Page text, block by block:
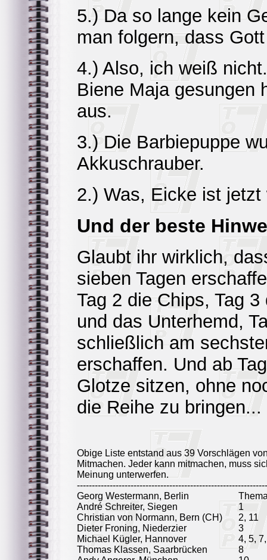
5.) Da so lange kein
man folgern, dass
4.) Also, ich weiß
Biene Maja gesungen
aus.
3.) Die Barbiepuppe
Akkuschrauber.
2.) Was, Eicke ist jetzt
Und der beste
Glaubt ihr wirklich,
sieben Tagen
Tag 2 die Chips, Tag
und das Unterhemd,
schließlich am
erschaffen. Und ab
Glotze sitzen, ohne
die Reihe zu bringen...
Obige Liste entstand aus 39 Vorschlägen
Mitmachen. Jeder kann mitmachen, muss
Meinung unterwerfen.
Georg Westermann, Berlin
André Schreiter, Siegen
1
Christian von Normann, Bern (CH)
2, 11
Dieter Froning, Niederzier
3
Michael Kügler, Hannover
4, 5,
Thomas Klassen, Saarbrücken
8